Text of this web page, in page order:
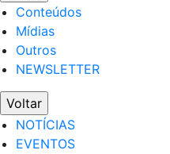
Conteúdos
Mídias
Outros
NEWSLETTER
Voltar
NOTÍCIAS
EVENTOS